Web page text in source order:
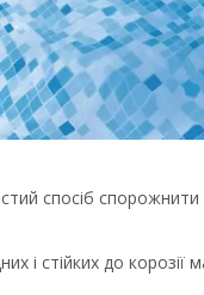
спосіб спорожнити
і стійких до